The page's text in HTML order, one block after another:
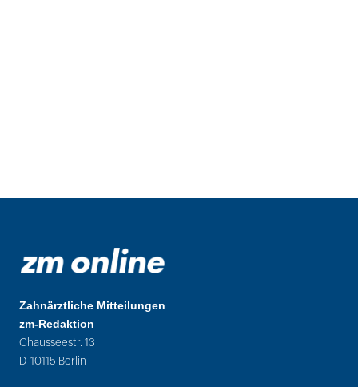
Zahnärztliche Mitteilungen
zm-Redaktion
Chausseestr. 13
D-10115 Berlin